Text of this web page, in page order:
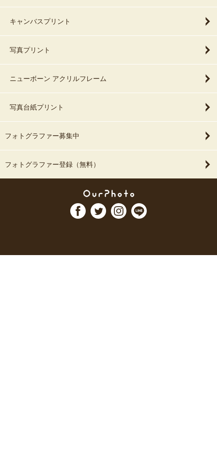
キャンバスプリント
写真プリント
ニューボーン アクリルフレーム
写真台紙プリント
フォトグラファー募集中
フォトグラファー登録（無料）